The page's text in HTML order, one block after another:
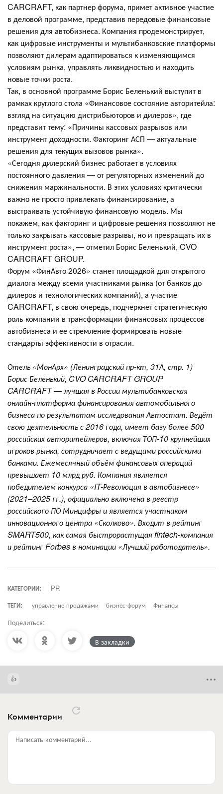
CARCRAFT, как партнер форума, примет активное участие
в деловой программе, представив передовые финансовые
решения для автобизнеса. Компания продемонстрирует,
как цифровые инструменты и мультибанковские платформы
позволяют дилерам адаптироваться к изменяющимся
условиям рынка, управлять ликвидностью и находить
новые точки роста.
Так, в основной программе Борис Беленький выступит в
рамках круглого стола «Финансовое состояние авторитейла:
взгляд на ситуацию дистрибьюторов и дилеров», где
представит тему: «Причины кассовых разрывов или
инструмент доходности. Факторинг АСП — актуальные
решения для текущих вызовов рынка».
«Сегодня дилерский бизнес работает в условиях
постоянного давления — от регуляторных изменений до
снижения маржинальности. В этих условиях критически
важно не просто привлекать финансирование, а
выстраивать устойчивую финансовую модель. Мы
покажем, как факторинг и цифровые решения позволяют не
только закрывать кассовые разрывы, но и превращать их в
инструмент роста», — отметил Борис Беленький, CVO
CARCRAFT GROUP.
Форум «ФинАвто 2026» станет площадкой для открытого
диалога между всеми участниками рынка (от банков до
дилеров и технологических компаний), а участие
CARCRAFT, в свою очередь, подчеркнет стратегическую
роль компании в трансформации финансовых процессов
автобизнеса и ее стремление формировать новые
стандарты эффективности в отрасли.
Отель «МонАрх» (Ленинградский пр-кт, 31А, стр. 1)
Борис Беленький, CVO CARCRAFT GROUP
CARCRAFT — лучшая в России мультибанковская
онлайн-платформа финансирования автомобильного
бизнеса по результатам исследования Автостат. Ведёт
свою деятельность с 2016 года, имеет базу более 500
российских авторитейлеров, включая ТОП-10 крупнейших
игроков рынка, сотрудничает с ведущими российскими
банками. Ежемесячный объём финансовых операций
превышает 10 млрд руб. Компания является
победителем конкурса «IT-Революция в автобизнесе»
(2021–2025 гг.), официально включена в реестр
российского ПО Минцифры и является участником
инновационного центра «Сколково». Входит в рейтинг
SMART500, как самая быстрорастущая fintech-компания
и рейтинг Forbes в номинации «Лучший работодатель».
КАТЕГОРИИ:
PR
ТЕГИ:
управление продажами бизнес-форум Финансы
Поделиться:
В закладки
Комментарии
Написать комментарий...